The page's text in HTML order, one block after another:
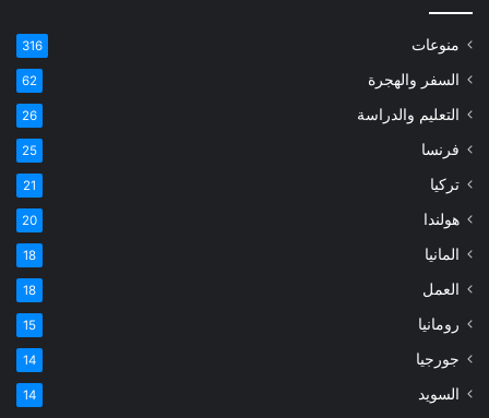
منوعات 316
السفر والهجرة 62
التعليم والدراسة 26
فرنسا 25
تركيا 21
هولندا 20
المانيا 18
العمل 18
رومانيا 15
جورجيا 14
السويد 14